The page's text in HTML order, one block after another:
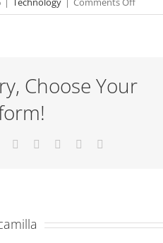
Sed
feugiat
Choose Your
WhatsApp
TumblrPinterest Xing